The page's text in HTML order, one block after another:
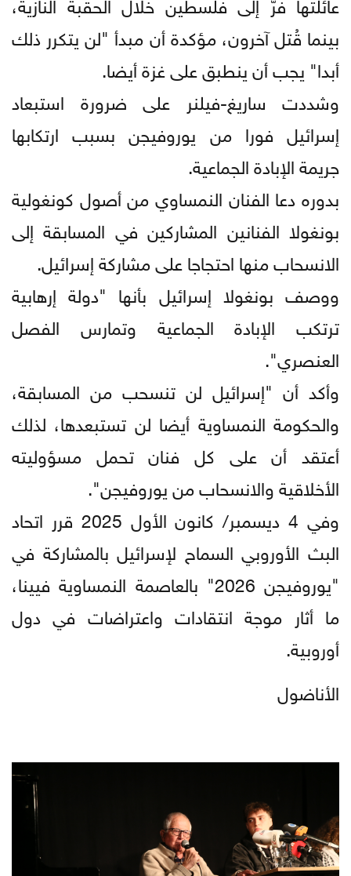
بينما قُتل آخرون، مؤكدة أن مبدأ "لن يتكرر ذلك
أبدا" يجب أن ينطبق على غزة أيضا.
وشددت ساريغ-فيلنر على ضرورة استبعاد
إسرائيل فورا من يوروفيجن بسبب ارتكابها
جريمة الإبادة الجماعية.
بدوره دعا الفنان النمساوي من أصول كونغولية
بونغولا الفنانين المشاركين في المسابقة إلى
الانسحاب منها احتجاجا على مشاركة إسرائيل.
ووصف بونغولا إسرائيل بأنها "دولة إرهابية
ترتكب الإبادة الجماعية وتمارس الفصل
العنصري".
وأكد أن "إسرائيل لن تنسحب من المسابقة،
والحكومة النمساوية أيضا لن تستبعدها، لذلك
أعتقد أن على كل فنان تحمل مسؤوليته
الأخلاقية والانسحاب من يوروفيجن".
وفي 4 ديسمبر/ كانون الأول 2025 قرر اتحاد
البث الأوروبي السماح لإسرائيل بالمشاركة في
"يوروفيجن 2026" بالعاصمة النمساوية فيينا،
ما أثار موجة انتقادات واعتراضات في دول
أوروبية.
الأناضول